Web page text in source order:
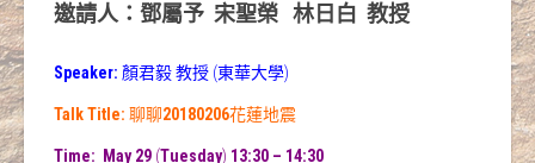
邀請人：鄧屬予 宋聖榮 林日白 教授
Speaker: 顏君毅教授 (東華大學)
Talk Title: 聊聊20180206花蓮地震
Time: May 29 (Tuesday) 13:30 – 14:30